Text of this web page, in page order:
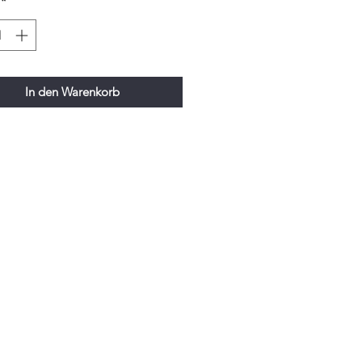
In den Warenkorb